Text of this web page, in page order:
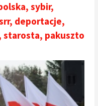
, sybir,
, deportacje,
starosta, pakuszto